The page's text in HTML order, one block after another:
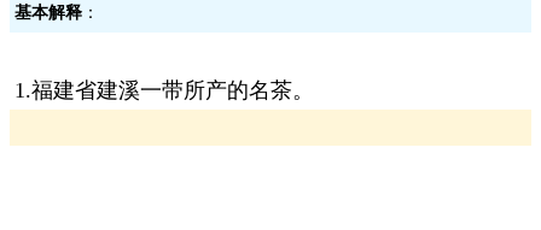
基本解释 ：
1.福建省建溪一带所产的名茶。